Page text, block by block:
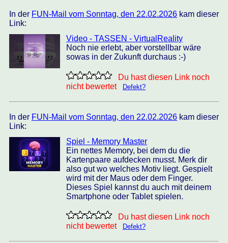
In der FUN-Mail vom Sonntag, den 22.02.2026 kam dieser
Link:
Video - TASSEN - VirtualReality
Noch nie erlebt, aber vorstellbar wäre
sowas in der Zukunft durchaus :-)
Du hast diesen Link noch
nicht bewertet
Defekt?
In der FUN-Mail vom Sonntag, den 22.02.2026 kam dieser
Link:
Spiel - Memory Master
Ein nettes Memory, bei dem du die
Kartenpaare aufdecken musst. Merk dir
also gut wo welches Motiv liegt. Gespielt
wird mit der Maus oder dem Finger.
Dieses Spiel kannst du auch mit deinem
Smartphone oder Tablet spielen.
Du hast diesen Link noch
nicht bewertet
Defekt?